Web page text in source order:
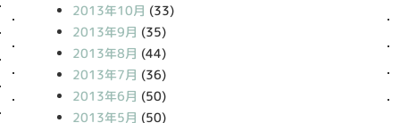
2013年10月 (33)
2013年9月 (35)
2013年8月 (44)
2013年7月 (36)
2013年6月 (50)
2013年5月 (50)